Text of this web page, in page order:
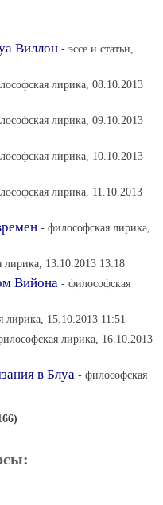
Виллон - эссе и статьи,
лирика, 08.10.2013
лирика, 09.10.2013
лирика, 10.10.2013
лирика, 11.10.2013
- философская лирика,
лирика, 13.10.2013 13:18
Вийона - философская
лирика, 15.10.2013 11:51
лирика, 16.10.2013
в Блуа - философская